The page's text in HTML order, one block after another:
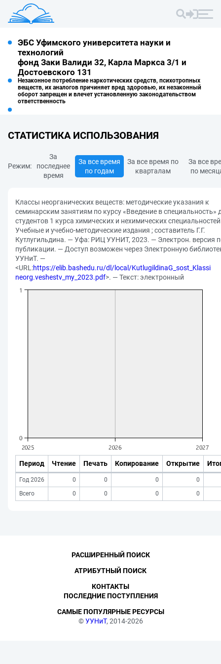
ЭБС Уфимского университета науки и
технологий
фонд Заки Валиди 32, Карла Маркса 3/1 и
Достоевского 131
Незаконное потребление наркотических средств, психотропных
веществ, их аналогов причиняет вред здоровью, их незаконный
оборот запрещен и влечет установленную законодательством
ответственность
СТАТИСТИКА ИСПОЛЬЗОВАНИЯ
Режим:
За
последнее
время
За все время
по годам
За все время по
кварталам
За все
по
Классы неорганических веществ: методические указания к
семинарским занятиям по курсу «Введение в специальность»
студентов 1 курса химических и нехимических
Учебные и учебно-методические издания ; составитель Г.Г.
Кутлугильдина. — Уфа: РИЦ УУНИТ, 2023. — Электрон. версия
публикации. — Доступ возможен через Электронную
УУНиТ. —
<URL:https://elib.bashedu.ru/dl/local/KutlugildinaG_sost_Klassi
neorg.veshestv_my_2023.pdf>. — Текст: электронный
Период Чтение Печать Копирование Открытие
Год 2026 0 0 0
0
Всего
0 0 0 0
©УУНиТ, 2014-2026
РАСШИРЕННЫЙ ПОИСК
АТРИБУТНЫЙ ПОИСК
КОНТАКТЫ
ПОСЛЕДНИЕ ПОСТУПЛЕНИЯ
САМЫЕ ПОПУЛЯРНЫЕ РЕСУРСЫ